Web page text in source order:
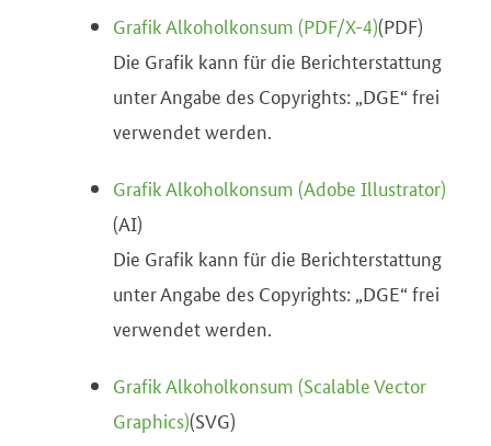
Grafik Alkoholkonsum (PDF/X-4)(PDF)
Die Grafik kann für die Berichterstattung
unter Angabe des Copyrights: „DGE“ frei
verwendet werden.
Grafik Alkoholkonsum (Adobe Illustrator)
(AI)
Die Grafik kann für die Berichterstattung
unter Angabe des Copyrights: „DGE“ frei
verwendet werden.
Grafik Alkoholkonsum (Scalable Vector
Graphics)(SVG)